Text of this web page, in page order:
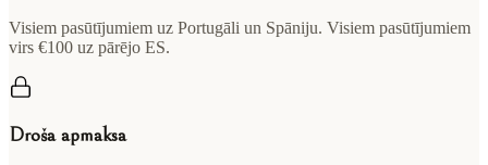
Visiem pasūtījumiem uz Portugāli un Spāniju. Visiem pasūtījumiem
virs €100 uz pārējo ES.
Droša apmaksa